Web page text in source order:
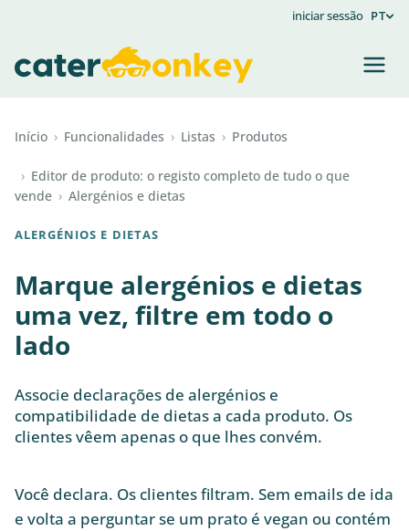
iniciar sessão PT
Início › Funcionalidades › Listas › Produtos
› Editor de produto: o registo completo de tudo o que
vende › Alergénios e dietas
ALERGÉNIOS E DIETAS
Marque alergénios e dietas
uma vez, filtre em todo o
lado
Associe declarações de alergénios e
compatibilidade de dietas a cada produto. Os
clientes vêem apenas o que lhes convém.
Você declara. Os clientes filtram. Sem emails de ida
e volta a perguntar se um prato é vegan ou contém